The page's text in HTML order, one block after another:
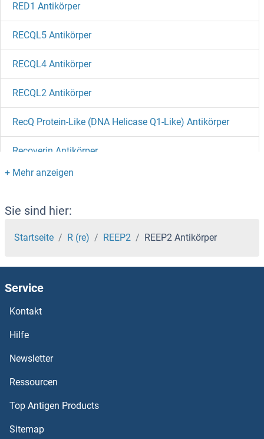
RED1 Antikörper
RECQL5 Antikörper
RECQL4 Antikörper
RECQL2 Antikörper
RecQ Protein-Like (DNA Helicase Q1-Like) Antikörper
Recoverin Antikörper
RECK Antikörper
Receptor Accessory Protein 4 Antikörper
Receptor Accessory Protein 1 Antikörper
REC8 Antikörper
RDM1 Antikörper
RDH16 Antikörper
RDH13 Antikörper
RDH12 Antikörper
Sie sind hier:
Startseite R (re) REEP2 REEP2 Antikörper
Service
Kontakt
Hilfe
Newsletter
Ressourcen
Top Antigen Products
Sitemap